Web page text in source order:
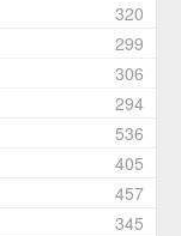
320
299
306
294
536
405
457
345